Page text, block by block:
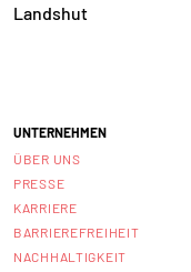
Landshut
UNTERNEHMEN
ÜBER UNS
PRESSE
KARRIERE
BARRIEREFREIHEIT
NACHHALTIGKEIT